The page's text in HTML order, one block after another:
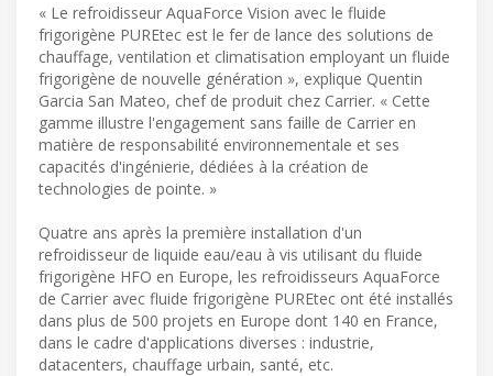
« Le refroidisseur AquaForce Vision avec le fluide
frigorigène PUREtec est le fer de lance des solutions de
chauffage, ventilation et climatisation employant un fluide
frigorigène de nouvelle génération », explique Quentin
Garcia San Mateo, chef de produit chez Carrier. « Cette
gamme illustre l'engagement sans faille de Carrier en
matière de responsabilité environnementale et ses
capacités d'ingénierie, dédiées à la création de
technologies de pointe. »
Quatre ans après la première installation d'un
refroidisseur de liquide eau/eau à vis utilisant du fluide
frigorigène HFO en Europe, les refroidisseurs AquaForce
de Carrier avec fluide frigorigène PUREtec ont été installés
dans plus de 500 projets en Europe dont 140 en France,
dans le cadre d'applications diverses : industrie,
datacenters, chauffage urbain, santé, etc.